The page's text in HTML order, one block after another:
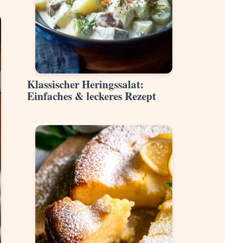
Klassischer Heringssalat:
Einfaches & leckeres Rezept